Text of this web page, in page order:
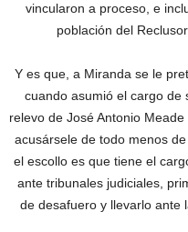
vincularon a proceso, e
población del
Y es que, a Miranda se le
cuando asumió el cargo de
relevo de José Antonio
acusársele de todo menos
el escollo es que tiene el
ante tribunales judiciales,
de desafuero y llevarlo ante